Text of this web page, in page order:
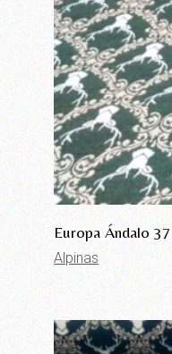
Europa Ándalo 37
Alpinas